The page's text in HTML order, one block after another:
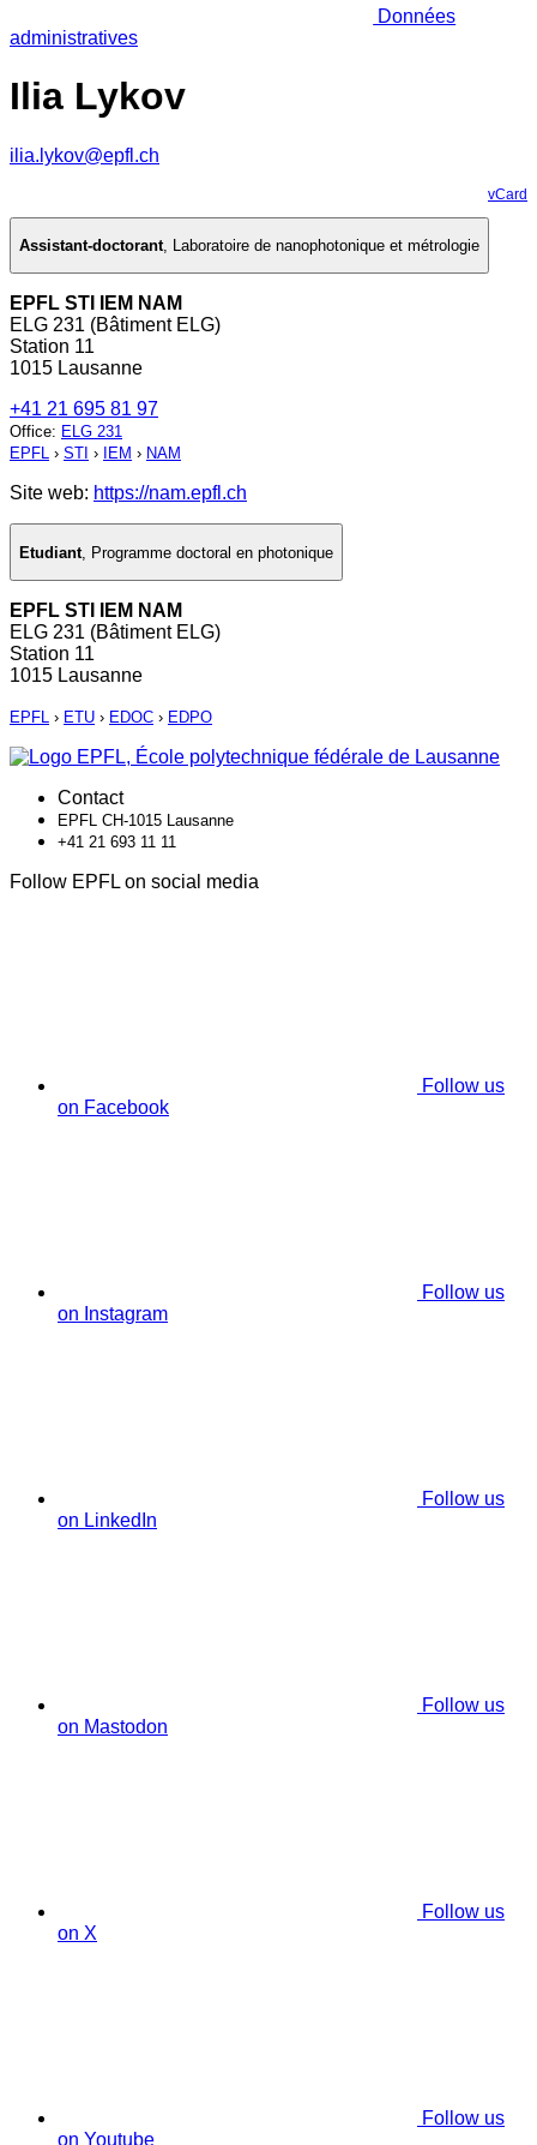
Données
administratives
Ilia Lykov
ilia.lykov@epfl.ch
vCard
Assistant-doctorant, Laboratoire de nanophotonique et métrologie
EPFL STI IEM NAM
ELG 231 (Bâtiment ELG)
Station 11
1015 Lausanne
+41 21 695 81 97
Office: ELG 231
EPFL › STI › IEM › NAM
Site web: https://nam.epfl.ch
Etudiant Programme doctoral en photonique
EPFL STI IEM NAM
ELG 231 (Bâtiment ELG)
Station 11
1015 Lausanne
EPFL › ETU › EDOC › EDPO
Contact
EPFL CH-1015 Lausanne
+41 21 693 11 11
Follow EPFL on social media
Follow us
on Facebook
Follow us
on Instagram
Follow us
on LinkedIn
Follow us
on Mastodon
Follow us
on X
Follow us
on Youtube